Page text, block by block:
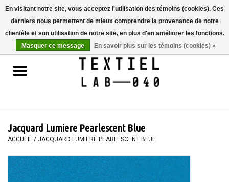
Accueil
LIVRES
PEINTURE
TEXTILE
Jacquard Lumiere Pearlescent Blue
ACCUEIL / JACQUARD LUMIERE PEARLESCENT BLUE
En visitant notre site, vous acceptez l'utilisation des témoins (cookies). Ces
derniers nous permettent de mieux comprendre la provenance de notre
clientèle et son utilisation de notre site, en plus d'en améliorer les fonctions.
Masquer ce message
En savoir plus sur les témoins (cookies) »